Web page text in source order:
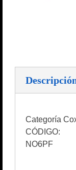
Categoría
CÓDIGO:
NO6PF